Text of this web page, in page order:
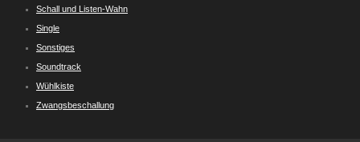
Schall und Listen-Wahn
Single
Sonstiges
Soundtrack
Wühlkiste
Zwangsbeschallung